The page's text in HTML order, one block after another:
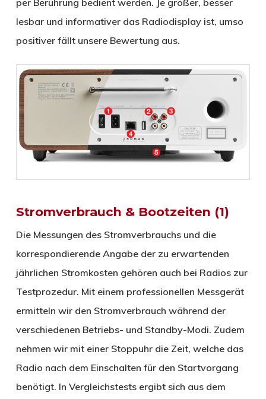
per Berührung bedient werden. Je größer, besser
lesbar und informativer das Radiodisplay ist, umso
positiver fällt unsere Bewertung aus.
Stromverbrauch & Bootzeiten (1)
Die Messungen des Stromverbrauchs und die
korrespondierende Angabe der zu erwartenden
jährlichen Stromkosten gehören auch bei Radios zur
Testprozedur. Mit einem professionellen Messgerät
ermitteln wir den Stromverbrauch während der
verschiedenen Betriebs- und Standby-Modi. Zudem
nehmen wir mit einer Stoppuhr die Zeit, welche das
Radio nach dem Einschalten für den Startvorgang
benötigt. In Vergleichstests ergibt sich aus dem